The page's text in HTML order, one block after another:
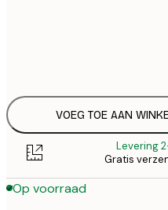
VOEG TOE AAN
Levering
Gratis
Op voorraad